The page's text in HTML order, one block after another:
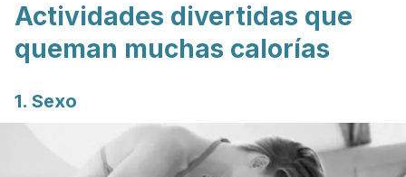
Actividades divertidas que
queman muchas calorías
1. Sexo